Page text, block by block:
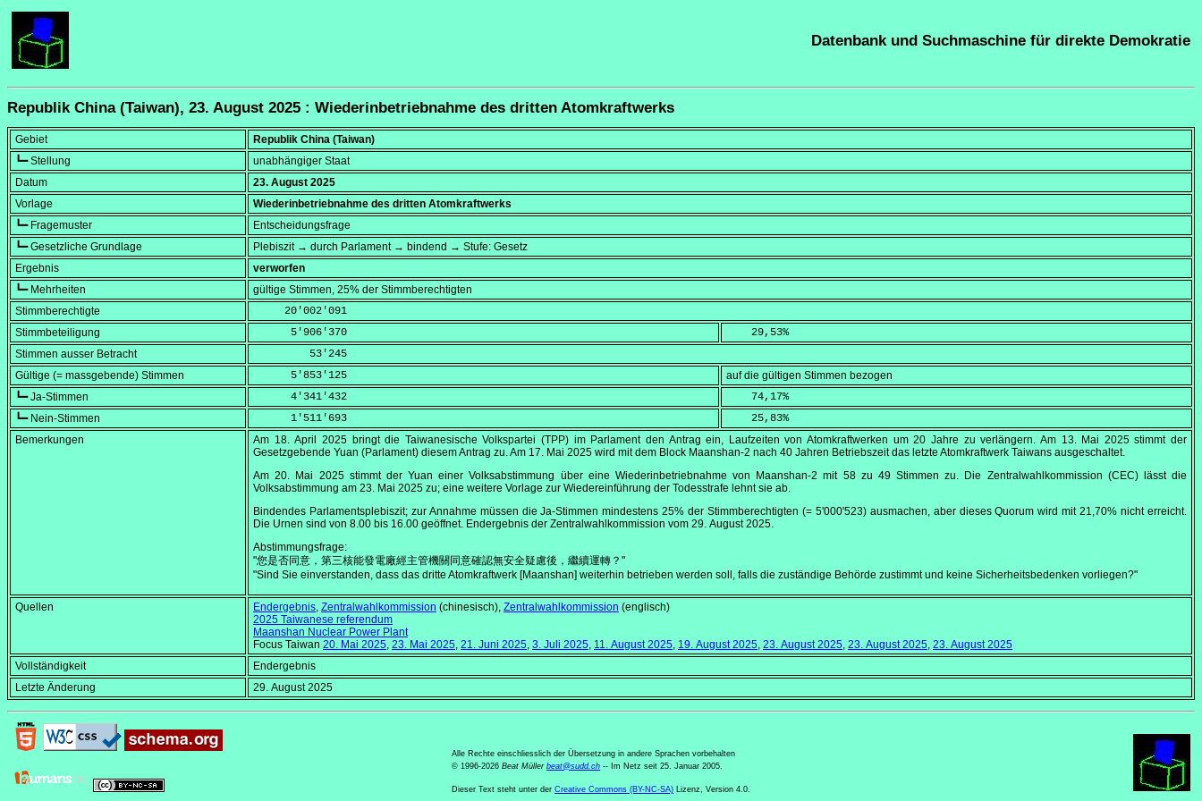
Datenbank und Suchmaschine für direkte Demokratie
Republik China (Taiwan), 23. August 2025 : Wiederinbetriebnahme des dritten Atomkraftwerks
Gebiet
Republik China (Taiwan)
┗━ Stellung
unabhängiger Staat
Datum
23. August 2025
Vorlage
Wiederinbetriebnahme des dritten Atomkraftwerks
┗━ Fragemuster
Entscheidungsfrage
┗━ Gesetzliche Grundlage
Plebiszit → durch Parlament → bindend → Stufe: Gesetz
Ergebnis
verworfen
┗━ Mehrheiten
gültige Stimmen, 25% der Stimmberechtigten
Stimmberechtigte
     20'002'091
Stimmbeteiligung
      5'906'370
    29,53
%
Stimmen ausser Betracht
         53'245
Gültige (= massgebende) Stimmen
      5'853'125
auf die gültigen Stimmen bezogen
┗━ Ja-Stimmen
      4'341'432
    74,17
%
┗━ Nein-Stimmen
      1'511'693
    25,83
%
Bemerkungen
Am 18. April 2025bringt die Taiwanesische Volkspartei (TPP) im Parlament den Antrag ein, Laufzeiten von Atomkraftwerken um 20 Jahre zu verlängern. Am 13. Mai 2025stimmt der
Gesetzgebende Yuan (Parlament) diesem Antrag zu. Am 17. Mai 2025 wird mit dem Block Maanshan-2 nach 40 Jahren Betriebszeit das letzte Atomkraftwerk Taiwans ausgeschaltet.
Am20. Mai 2025stimmt der Yuan einer Volksabstimmung über eine Wiederinbetriebnahme von Maanshan-2 mit 58 zu 49 Stimmen zu. Die Zentralwahlkommission (CEC) lässt die
Volksabstimmung am 23. Mai 2025 zu; eine weitere Vorlage zur Wiedereinführung der Todesstrafe lehnt sie ab.
Bindendes Parlamentsplebiszit; zur Annahme müssen die Ja-Stimmen mindestens 25% der Stimmberechtigten (= 5'000'523) ausmachen, aber dieses Quorum wird mit 21,70% nicht erreicht.
Die Urnen sind von 8.00 bis 16.00 geöffnet. Endergebnis der Zentralwahlkommission vom 29. August 2025.
Abstimmungsfrage:
"您是否同意，第三核能發電廠經主管機關同意確認無安全疑慮後，繼續運轉？"
"Sind Sie einverstanden, dass das dritte Atomkraftwerk [Maanshan] weiterhin betrieben werden soll, falls die zuständige Behörde zustimmt und keine Sicherheitsbedenken vorliegen?"
Quellen Endergebnis, Zentralwahlkommission (chinesisch), Zentralwahlkommission (englisch)
2025 Taiwanese referendum
Maanshan Nuclear Power Plant
Focus Taiwan 20. Mai 2025, 23. Mai 2025, 21. Juni 2025, 3. Juli 2025, 11. August 2025, 19. August 2025, 23. August 2025, 23. August 2025, 23. August 2025
Vollständigkeit
Endergebnis
Letzte Änderung
29. August 2025
Alle Rechte einschliesslich der Übersetzung in andere Sprachen vorbehalten
© 1996-2026 Beat Müller beat@sudd.ch -- Im Netz seit 25. Januar 2005.
Dieser Text steht unter der Creative Commons (BY-NC-SA) Lizenz, Version 4.0.